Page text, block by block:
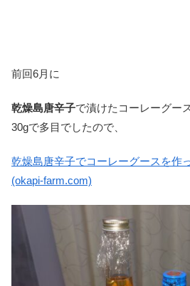
前回6月に
乾燥島唐辛子で漬けたコーレーグー
30gで多目でしたので、
乾燥島唐辛子でコーレーグースを作
(okapi-farm.com)